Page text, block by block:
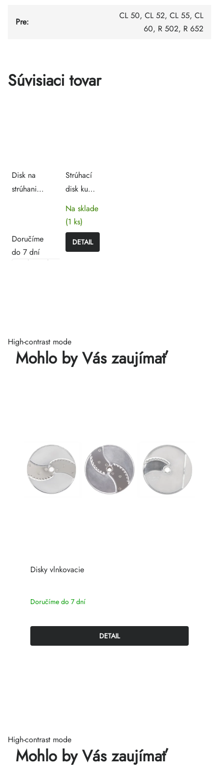
Pre:
CL 50, CL 52, CL 55, CL
60, R 502, R 652
Súvisiaci tovar
Disk na
strúhanie
Doručíme
do 7 dní
Strúhací
disk ku
krájaču
891940
Na sklade
(1 ks)
DETAIL
High-contrast mode
Mohlo by Vás zaujímať
Disky vlnkovacie
Doručíme do 7 dní
DETAIL
High-contrast mode
Mohlo by Vás zaujímať